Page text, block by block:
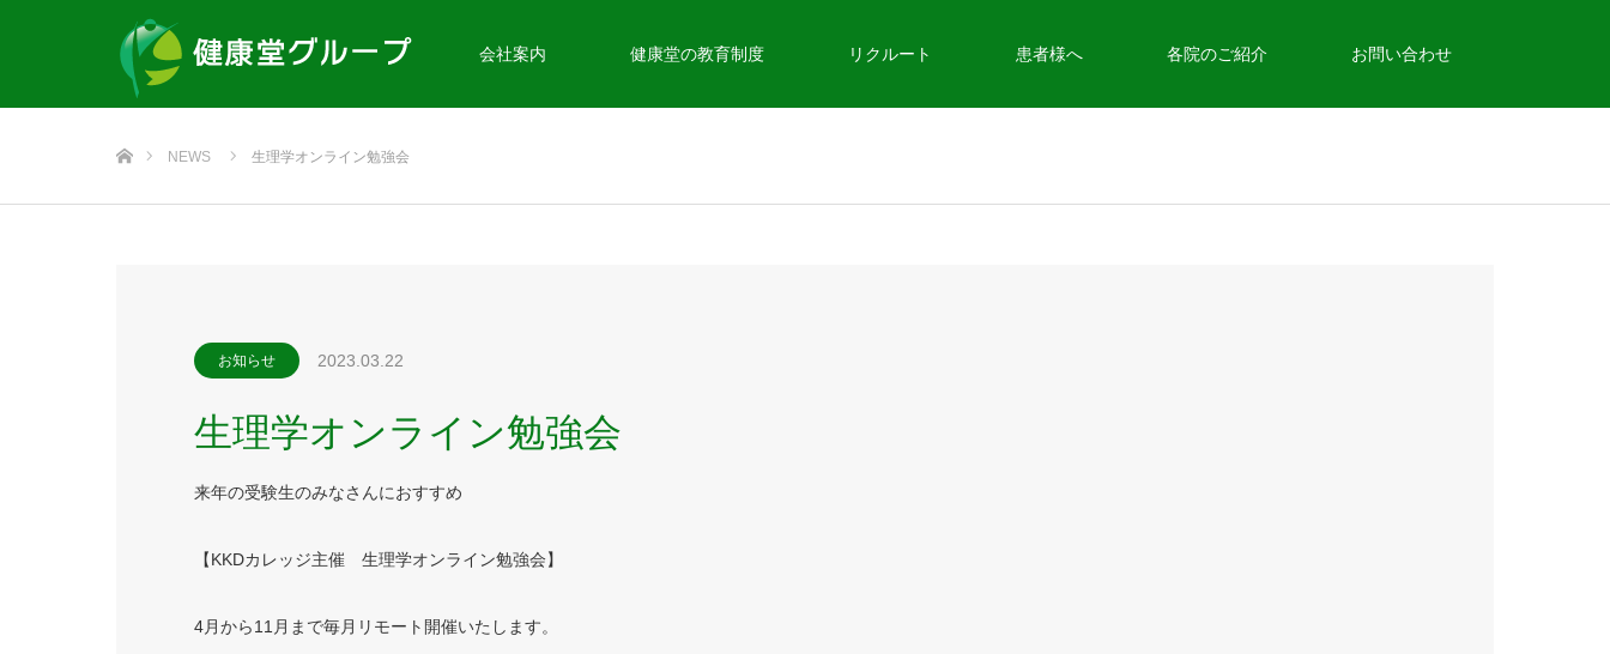
会社案内 健康堂の教育制度 リクルート 患者様へ 各院のご紹介 お問い合わせ
NEWS 生理学オンライン勉強会
お知らせ 2023.03.22
生理学オンライン勉強会
来年の受験生のみなさんにおすすめ
【KKDカレッジ主催 生理学オンライン勉強会】
4月から11 月まで毎月リモート開催いたします。